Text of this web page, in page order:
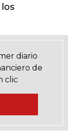
diario
de
clic